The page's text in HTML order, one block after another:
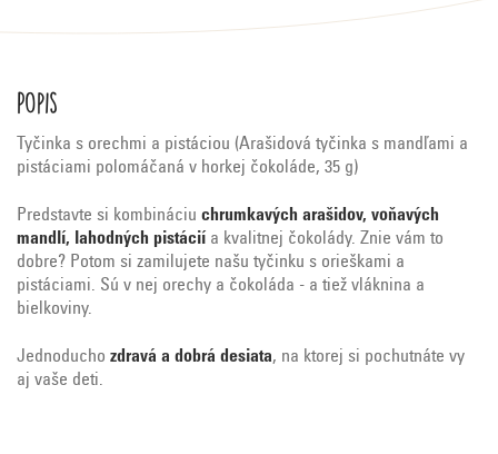
Popis
Tyčinka s orechmi a pistáciou (Arašidová tyčinka s mandľami a
pistáciami polomáčaná v horkej čokoláde, 35 g)
Predstavte si kombináciu chrumkavých arašidov, voňavých
mandlí, lahodných pistácií a kvalitnej čokolády. Znie vám to
dobre? Potom si zamilujete našu tyčinku s orieškami a
pistáciami. Sú v nej orechy a čokoláda - a tiež vláknina a
bielkoviny.
Jednoducho zdravá a dobrá desiata, na ktorej si pochutnáte vy
aj vaše deti.